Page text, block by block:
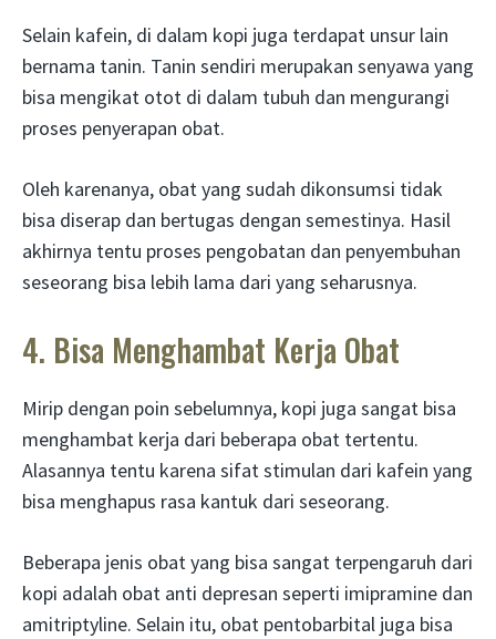
Selain kafein, di dalam kopi juga terdapat unsur lain
bernama tanin. Tanin sendiri merupakan senyawa yang
bisa mengikat otot di dalam tubuh dan mengurangi
proses penyerapan obat.
Oleh karenanya, obat yang sudah dikonsumsi tidak
bisa diserap dan bertugas dengan semestinya. Hasil
akhirnya tentu proses pengobatan dan penyembuhan
seseorang bisa lebih lama dari yang seharusnya.
4. Bisa Menghambat Kerja Obat
Mirip dengan poin sebelumnya, kopi juga sangat bisa
menghambat kerja dari beberapa obat tertentu.
Alasannya tentu karena sifat stimulan dari kafein yang
bisa menghapus rasa kantuk dari seseorang.
Beberapa jenis obat yang bisa sangat terpengaruh dari
kopi adalah obat anti depresan seperti imipramine dan
amitriptyline. Selain itu, obat pentobarbital juga bisa